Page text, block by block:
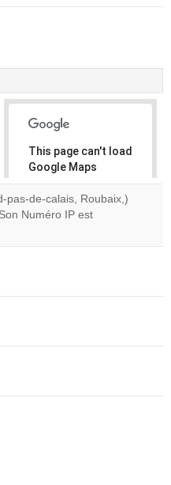
This page can't load
Google Maps
correctly.
Do you
pas-de-calais, Roubaix,)
Numéro IP est